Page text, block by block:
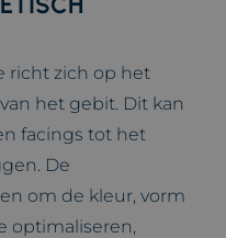
richt zich op het
het gebit. Dit kan
facings tot het
De
om de kleur, vorm
optimaliseren,